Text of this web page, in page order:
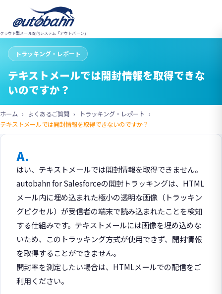
クラウド型メール配信システム「アウトバーン」
トラッキング・レポート
テキストメールでは開封情報を取得できな
いのですか？
ホーム よくあるご質問
トラッキング・レポート
テキストメールでは開封情報を取得できないのですか？
A.
はい、テキストメールでは開封情報を取得できません。
autobahn for Salesforceの開封トラッキングは、HTML
メール内に埋め込まれた極小の透明な画像（トラッキン
グピクセル）が受信者の端末で読み込まれたことを検知
する仕組みです。テキストメールには画像を埋め込めな
いため、このトラッキング方式が使用できず、開封情報
を取得することができません。
開封率を測定したい場合は、HTMLメールでの配信をご
利用ください。